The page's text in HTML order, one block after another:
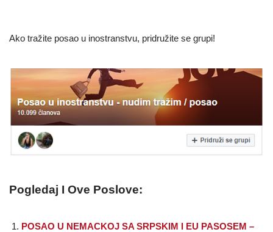
Ako tražite posao u inostranstvu, pridružite se grupi!
Pogledaj I Ove Poslove:
POSAO U NEMACKOJ SA SRPSKIM I EU PASOSEM –